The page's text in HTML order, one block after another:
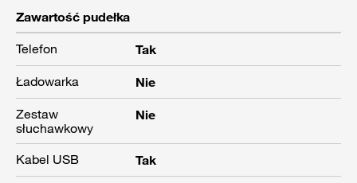
Zawartość pudełka
Telefon
Tak
Ładowarka
Nie
Zestaw
słuchawkowy
Nie
Kabel USB
Tak